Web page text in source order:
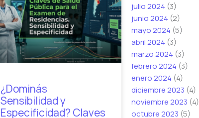
¿Dominás
Sensibilidad y
Especificidad? Claves
julio 2024 (3)
junio 2024 (2)
mayo 2024 (5)
abril 2024 (3)
marzo 2024 (3)
febrero 2024 (3)
enero 2024 (4)
diciembre 2023 (4)
noviembre 2023 (4)
octubre 2023 (5)